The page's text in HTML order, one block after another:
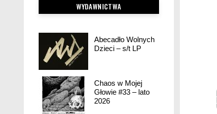
WYDAWNICTWA
Abecadło Wolnych
Dzieci – s/t LP
Chaos w Mojej
Głowie #33 – lato
2026